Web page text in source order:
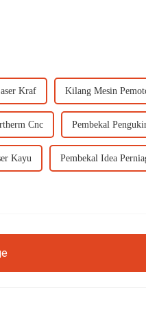
Kraf Kilang Mesin
Cnc Pembekal
Kayu Pembekal Idea